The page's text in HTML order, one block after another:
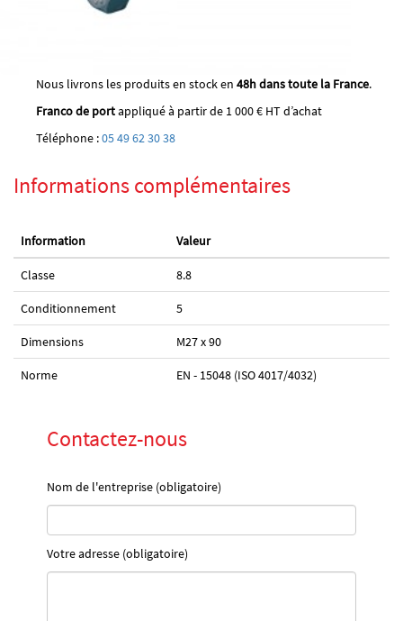
Nous livrons les produits en stock en 48h dans toute la France.
Franco de portappliqué à partir de 1 000 € HT d’achat
Téléphone :05 49 62 30 38
Informations complémentaires
Information Valeur
Classe 8.8
Conditionnement 5
Dimensions M27 x 90
Norme EN - 15048 (ISO 4017/4032)
Contactez-nous
Nom de l'entreprise (obligatoire)
Votre adresse (obligatoire)